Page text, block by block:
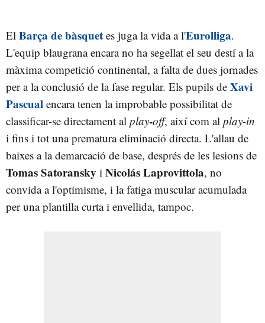
El Barça de bàsquet es juga la vida a l'Eurolliga.
L'equip blaugrana encara no ha segellat el seu destí a la
màxima competició continental, a falta de dues jornades
per a la conclusió de la fase regular. Els pupils de Xavi
Pascual encara tenen la improbable possibilitat de
classificar-se directament al play-off, així com al play-in
i fins i tot una prematura eliminació directa. L'allau de
baixes a la demarcació de base, després de les lesions de
Tomas Satoransky i Nicolás Laprovittola, no
convida a l'optimisme, i la fatiga muscular acumulada
per una plantilla curta i envellida, tampoc.